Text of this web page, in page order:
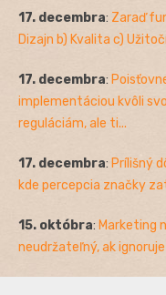
17. decembra: Zaraď
Dizajn b) Kvalita c)
17. decembra:
implementáciou kvôli
reguláciám, ale ti...
17. decembra: Prílišný
kde percepcia značky
15. októbra: Marketing
neudržateľný, ak